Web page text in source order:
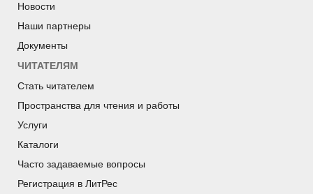
Новости
Наши партнеры
Документы
ЧИТАТЕЛЯМ
Стать читателем
Пространства для чтения и работы
Услуги
Каталоги
Часто задаваемые вопросы
Регистрация в ЛитРес